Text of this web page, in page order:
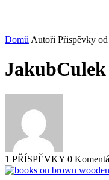
Domů Autoři Přispěvky
JakubCulek
1 PŘÍSPĚVKY 0